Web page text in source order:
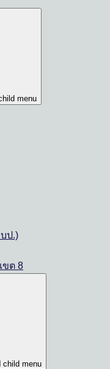
menu
ป.)
ขต 8
child menu